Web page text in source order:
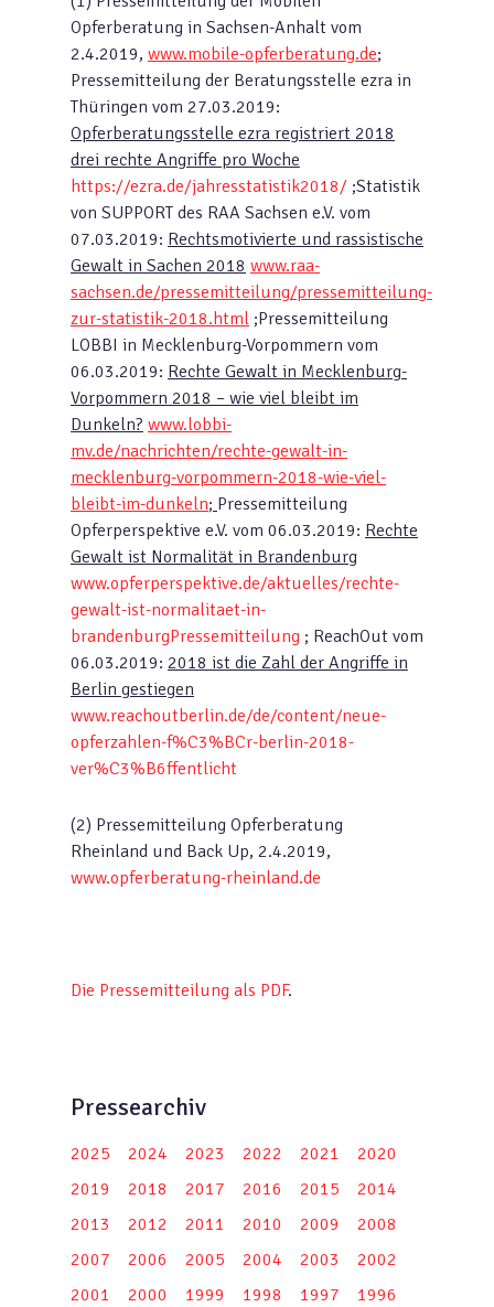
Opferberatung in Sachsen-Anhalt vom
2.4.2019, www.mobile-opferberatung.de;
Pressemitteilung der Beratungsstelle ezra in
Thüringen vom 27.03.2019:
Opferberatungsstelle ezra registriert 2018
drei rechte Angriffe pro Woche
https://ezra.de/jahresstatistik2018/ ;Statistik
von SUPPORT des RAA Sachsen e.V. vom
07.03.2019: Rechtsmotivierte und rassistische
Gewalt in Sachen 2018 www.raa-
sachsen.de/pressemitteilung/pressemitteilung-
zur-statistik-2018.html ;Pressemitteilung
LOBBI in Mecklenburg-Vorpommern vom
06.03.2019: Rechte Gewalt in Mecklenburg-
Vorpommern 2018 – wie viel bleibt im
Dunkeln? www.lobbi-
mv.de/nachrichten/rechte-gewalt-in-
mecklenburg-vorpommern-2018-wie-viel-
bleibt-im-dunkeln; Pressemitteilung
Opferperspektive e.V. vom 06.03.2019: Rechte
Gewalt ist Normalität in Brandenburg
www.opferperspektive.de/aktuelles/rechte-
gewalt-ist-normalitaet-in-
brandenburgPressemitteilung ; ReachOut vom
06.03.2019: 2018 ist die Zahl der Angriffe in
Berlin gestiegen
www.reachoutberlin.de/de/content/neue-
opferzahlen-f%C3%BCr-berlin-2018-
ver%C3%B6ffentlicht
(2) Pressemitteilung Opferberatung
Rheinland und Back Up, 2.4.2019,
www.opferberatung-rheinland.de
Die Pressemitteilung als PDF.
Pressearchiv
2025 2024 2023 2022 2021
2020
2019
2018 2017 2016 2015
2014
2013
2012 2011 2010 2009
2008
2007
2006 2005 2004 2003
2002
2001
2000 1999 1998 1997 1996